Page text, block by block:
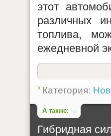
этот
различных
топлива,
ежедневной
Категория:
А также:
Гибридная